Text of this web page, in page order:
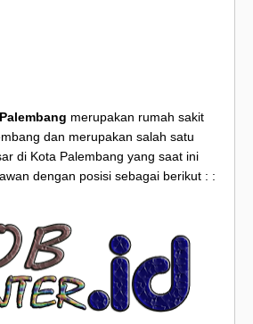
merupakan rumah sakit
dan merupakan salah satu
di Kota Palembang yang saat ini
dengan posisi sebagai berikut : :